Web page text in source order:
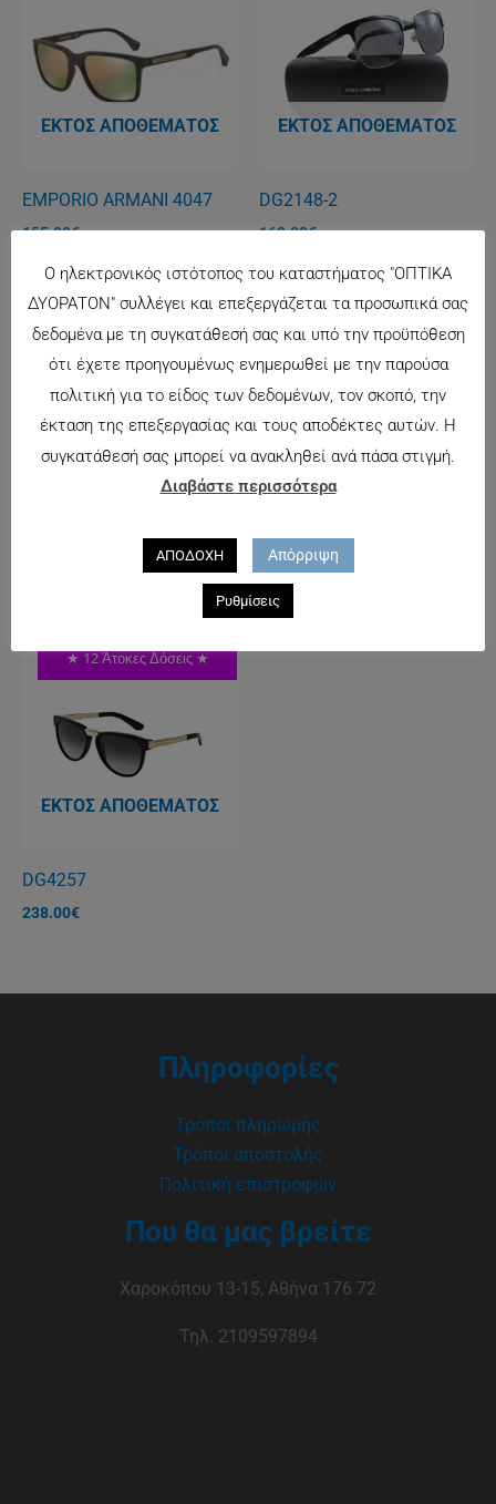
ΕΚΤΌΣ ΑΠΟΘΈΜΑΤΟΣ
EMPORIO ARMANI 4047
155.00€
ΕΚΤΌΣ ΑΠΟΘΈΜΑΤΟΣ
DG2148-2
162.00€
ΕΚΤΌΣ ΑΠΟΘΈΜΑΤΟΣ
CARRERA 91/S
160.00€
★ 12 Άτοκες Δόσεις ★
ΕΚΤΌΣ ΑΠΟΘΈΜΑΤΟΣ
DG4257
238.00€
Πληροφορίες
Τρόποι πληρωμής
Τρόποι αποστολής
Πολιτική επιστροφών
Που θα μας βρείτε
Χαροκόπου 13-15, Αθήνα 176 72
Τηλ. 2109597894
Ο ηλεκτρονικός ιστότοπος του καταστήματος "ΟΠΤΙΚΑ
ΔΥΟΡΑΤΟΝ" συλλέγει και επεξεργάζεται τα προσωπικά σας
δεδομένα με τη συγκατάθεσή σας και υπό την προϋπόθεση
ότι έχετε προηγουμένως ενημερωθεί με την παρούσα
πολιτική για το είδος των δεδομένων, τον σκοπό, την
έκταση της επεξεργασίας και τους αποδέκτες αυτών. Η
συγκατάθεσή σας μπορεί να ανακληθεί ανά πάσα στιγμή.
Διαβάστε περισσότερα
ΑΠΟΔΟΧΗ Απόρριψη
Ρυθμίσεις